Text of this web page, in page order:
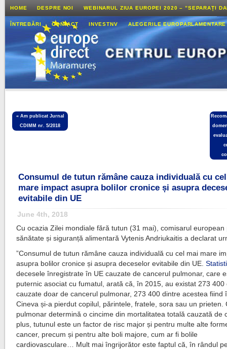
HOME DESPRE NOI WEBINARUL ZIUA EUROPEI 2020 – ”SEPARAȚI
ÎNTREBĂRI CONTACT INVESTNV ALEGERILE
« Am publicat Jurnal
CDIMM nr. 5/2018
Consumul de tutun rămâne cauza individuală cu
mare impact asupra bolilor cronice și asupra
evitabile din UE
June 4th, 2018
Cu ocazia Zilei mondiale fără tutun (31 mai), comisarul european
sănătate și siguranță alimentară Vytenis Andriukaitis a declarat
”Consumul de tutun rămâne cauza individuală cu cel mai mare
asupra bolilor cronice și asupra deceselor evitabile din UE.
decesele înregistrate în UE cauzate de cancerul pulmonar, care
puternic asociat cu fumatul, arată că, în 2015, au existat 273 400
cauzate doar de cancerul pulmonar, 273 400 dintre acestea fiind
Cineva și-a pierdut copilul, părintele, fratele, sora sau un prieten.
pulmonar determină o cincime din mortalitatea totală cauzată de
plus, tutunul este un factor de risc major și pentru multe alte
cancer, precum și pentru alte boli majore, cum ar fi bolile
cardiovasculare… Mult mai îngrijorător este faptul că, în rândul